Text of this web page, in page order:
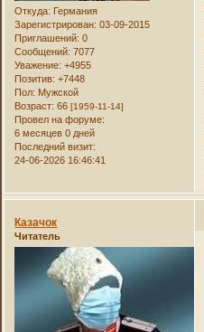
Откуда: Германия
Зарегистрирован: 03-09-2015
Приглашений: 0
Сообщений: 7077
Уважение: +4955
Позитив: +7448
Пол: Мужской
Возраст: 66[1959-11-14]
Провел на форуме:
6 месяцев 0 дней
Последний визит:
24-06-2026 16:46:41
Казачок
Читатель